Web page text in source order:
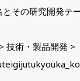
その研究開発テ
技術・製品開発 >